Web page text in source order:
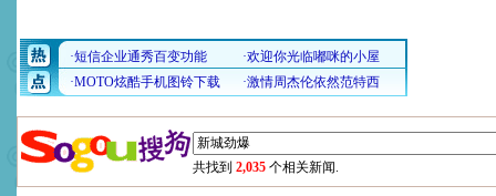
共找到 2,035 个相关新闻.